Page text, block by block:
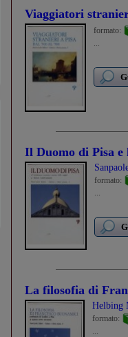
Viaggiatori
formato:
...
Il Duomo di Pisa
formato:
...
La filosofia di
Helbing
formato:
...